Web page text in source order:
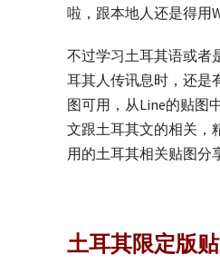
啦，跟本地人还是得用
不过学习土耳其语或者
耳其人传讯息时，还是
图可用，从Line的贴图
文跟土耳其文的相关，
用的土耳其相关贴图分
土耳其限定版